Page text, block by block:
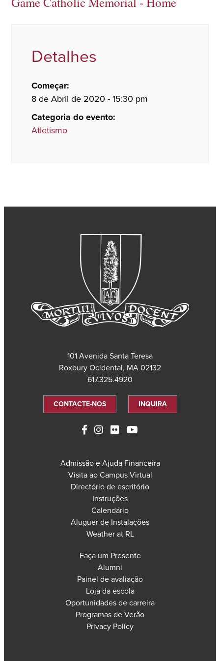
Detalhes
Começar:
8 de Abril de 2020 - 15:30 pm
Categoria do evento:
Atletismo
101 Avenida Santa Teresa
Roxbury Ocidental, MA 02132
617.325.4920
CONTACTE-NOS INQUIRA
Admissão e Ajuda Financeira
Visita ao Campus Virtual
Directório de escritório
Instruções
Calendário
Aluguer de Instalações
Weather at RL
Faça um Presente
Alumni
Painel de avaliação
Loja da escola
Oportunidades de carreira
Programas de Verão
Privacy Policy